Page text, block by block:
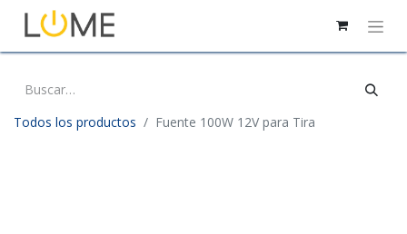
Todos los productos Fuente 100W 12V para Tira